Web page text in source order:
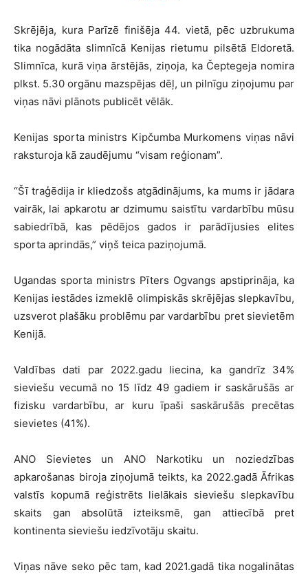
Skrējēja, kura Parīzē finišēja 44. vietā, pēc uzbrukuma
tika nogādāta slimnīcā Kenijas rietumu pilsētā Eldoretā.
Slimnīca, kurā viņa ārstējās, ziņoja, ka Čeptegeja nomira
plkst. 5.30 orgānu mazspējas dēļ, un pilnīgu ziņojumu par
viņas nāvi plānots publicēt vēlāk.
Kenijas sporta ministrs Kipčumba Murkomens viņas nāvi
raksturoja kā zaudējumu “visam reģionam”.
“Šī traģēdija ir kliedzošs atgādinājums, ka mums ir jādara
vairāk, lai apkarotu ar dzimumu saistītu vardarbību mūsu
sabiedrībā, kas pēdējos gados ir parādījusies elites
sporta aprindās,” viņš teica paziņojumā.
Ugandas sporta ministrs Pīters Ogvangs apstiprināja, ka
Kenijas iestādes izmeklē olimpiskās skrējējas slepkavību,
uzsverot plašāku problēmu par vardarbību pret sievietēm
Kenijā.
Valdības dati par 2022.gadu liecina, ka gandrīz 34%
sieviešu vecumā no 15 līdz 49 gadiem ir saskārušās ar
fizisku vardarbību, ar kuru īpaši saskārušās precētas
sievietes (41%).
ANO Sievietes un ANO Narkotiku un noziedzības
apkarošanas biroja ziņojumā teikts, ka 2022.gadā Āfrikas
valstīs kopumā reģistrēts lielākais sieviešu slepkavību
skaits gan absolūtā izteiksmē, gan attiecībā pret
kontinenta sieviešu iedzīvotāju skaitu.
Viņas nāve seko pēc tam, kad 2021.gadā tika nogalinātas